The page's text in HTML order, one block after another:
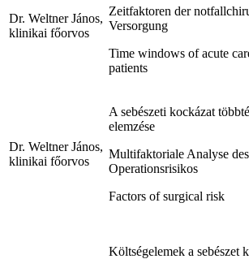
Dr. Weltner János,
klinikai főorvos
Zeitfaktoren der
Versorgung
Time windows of acute
patients
Dr. Weltner János,
klinikai főorvos
A sebészeti kockázat
elemzése
Multifaktoriale Analyse des
Operationsrisikos
Factors of surgical risk
Költségelemek a sebészet